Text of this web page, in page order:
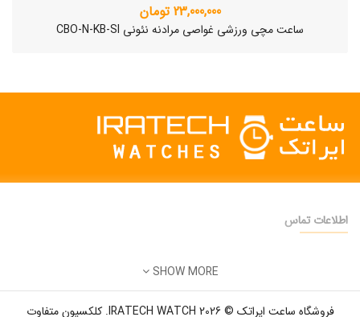
23,000,000 تومان
ساعت مچی ورزشی غواصی مرادنه نئونی CBO-N-KB-SI
ساعت مچی سوئیسی SLOW "AM/PM" – 01..
12,500,000 تومان
اطلاعات تماس
ایمیل:
SHOW MORE
فروشگاه ساعت ایراتک © 2026 IRATECH WATCH. کلکسیون متفاوت